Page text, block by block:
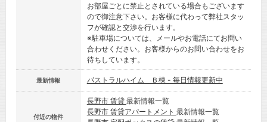
お部屋ごとに禁止とされている場合もございます
ので御注意下さい。お客様に代わって弊社スタッ
フが確認と交渉を行います。
※駐車場については、メールやお電話にてお問い
合わせください。お客様からのお問い合わせをお
待ちしています。
最新情報 パストラルハイム Ｂ棟 - 毎日情報更新中
付近の物件
長野市 賃貸 最新情報一覧
長野市 賃貸アパートメント 最新情報一覧